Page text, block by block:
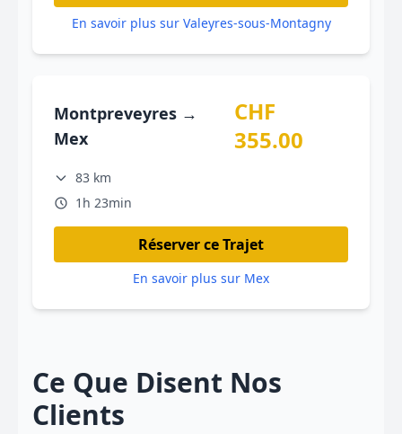
En savoir plus sur Valeyres-sous-Montagny
Montpreveyres →
Mex
CHF
355.00
83 km
1h 23min
Réserver ce Trajet
En savoir plus sur Mex
Ce Que Disent Nos
Clients